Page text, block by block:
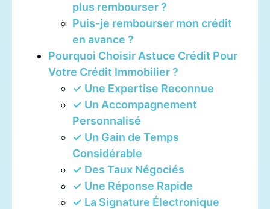
plus rembourser ?
Puis-je rembourser mon crédit
en avance ?
Pourquoi Choisir Astuce Crédit Pour
Votre Crédit Immobilier ?
✓ Une Expertise Reconnue
✓ Un Accompagnement
Personnalisé
✓ Un Gain de Temps
Considérable
✓ Des Taux Négociés
✓ Une Réponse Rapide
✓ La Signature Électronique